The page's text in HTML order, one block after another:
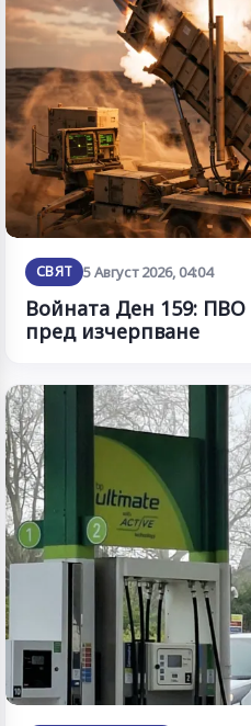
СВЯТ 5 Август 2026, 04:04
Войната Ден 159:
пред изчерпване